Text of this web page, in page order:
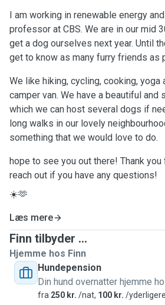
I am working in renewable energy
professor at CBS. We are in our mid
get a dog ourselves next year. Until
get to know as many furry friends as
We like hiking, cycling, cooking, yoga
camper van. We have a beautiful and
which we can host several dogs if
long walks in our lovely
something that we would love to do.
hope to see you out there! Thank
reach out if you have any questions!
☀️🫶
Læs mere
Finn tilbyder ...
Hjemme hos Finn
Hundepension
Din hund overnatter hjemme
fra 250 kr. /nat, 100 kr. /